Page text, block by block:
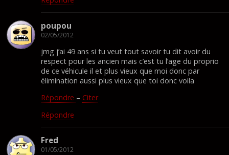
poupou
02/05/2012
jmg j’ai 49 ans si tu veut tout savoir tu dit avoir du
respect pour les ancien mais c’est tu l’age du proprio
de ce véhicule il et plus vieux que moi donc par
élimination aussi plus vieux que toi donc voila
Répondre – Citer
Répondre
Fred
01/05/2012